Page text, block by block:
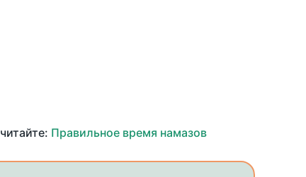
Правильное время намазов